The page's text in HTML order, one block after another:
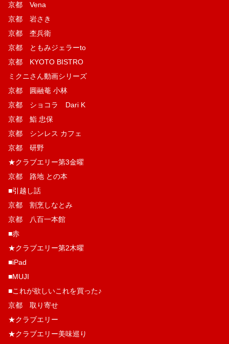
京都 Vena
京都 岩さき
京都 杢兵衛
京都 ともみジェラーto
京都 KYOTO BISTRO
ミクニさん動画シリーズ
京都 圓融菴 小林
京都 ショコラ Dari K
京都 鮨 忠保
京都 シンレス カフェ
京都 研野
★クラブエリー第3金曜
京都 路地 との本
■引越し話
京都 割烹しなとみ
京都 八百一本館
■赤
★クラブエリー第2木曜
■iPad
■MUJI
■これが欲しいこれを買った♪
京都 取り寄せ
★クラブエリー
★クラブエリー美味巡り